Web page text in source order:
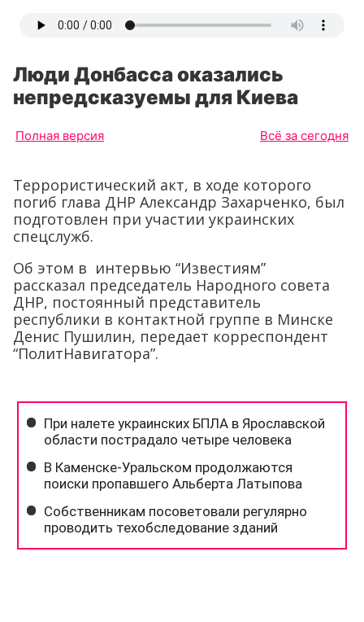
Люди Донбасса оказались
непредсказуемы для Киева
Полная версия Всё за сегодня
Террористический акт, в ходе которого
погиб глава ДНР Александр Захарченко, был
подготовлен при участии украинских
спецслужб.
Об этом в интервью “Известиям”
рассказал председатель Народного совета
ДНР, постоянный представитель
республики в контактной группе в Минске
Денис Пушилин, передает корреспондент
“ПолитНавигатора”.